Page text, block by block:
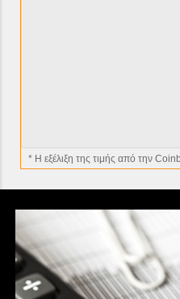
* H εξέλιξη της τιμής από την